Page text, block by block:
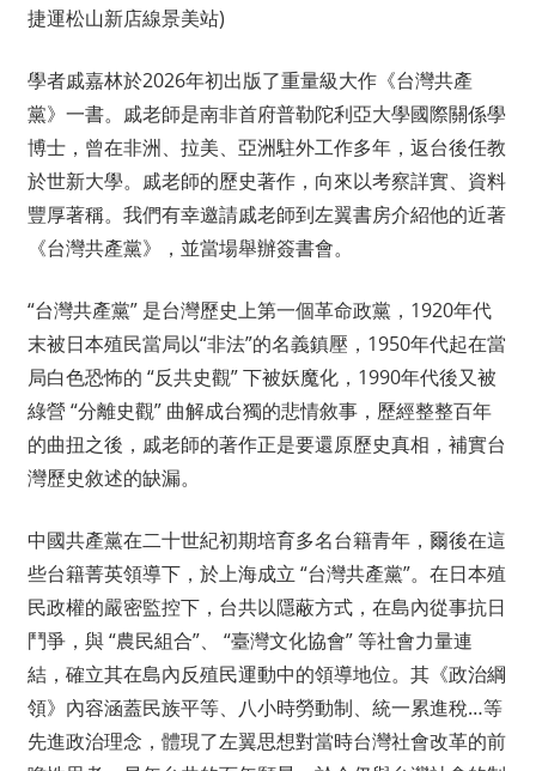
捷運松山新店線景美站)
學者戚嘉林於2026年初出版了重量級大作《台灣共產
黨》一書。戚老師是南非首府普勒陀利亞大學國際關係學
博士，曾在非洲、拉美、亞洲駐外工作多年，返台後任教
於世新大學。戚老師的歷史著作，向來以考察詳實、資料
豐厚著稱。我們有幸邀請戚老師到左翼書房介紹他的近著
《台灣共產黨》，並當場舉辦簽書會。
“台灣共產黨” 是台灣歷史上第一個革命政黨，1920年代
末被日本殖民當局以“非法”的名義鎮壓，1950年代起在當
局白色恐怖的 “反共史觀” 下被妖魔化，1990年代後又被
綠營 “分離史觀” 曲解成台獨的悲情敘事，歷經整整百年
的曲扭之後，戚老師的著作正是要還原歷史真相，補實台
灣歷史敘述的缺漏。
中國共產黨在二十世紀初期培育多名台籍青年，爾後在這
些台籍菁英領導下，於上海成立 “台灣共產黨”。在日本殖
民政權的嚴密監控下，台共以隱蔽方式，在島內從事抗日
鬥爭，與 “農民組合”、 “臺灣文化協會” 等社會力量連
結，確立其在島內反殖民運動中的領導地位。其《政治綱
領》內容涵蓋民族平等、八小時勞動制、統一累進稅…等
先進政治理念，體現了左翼思想對當時台灣社會改革的前